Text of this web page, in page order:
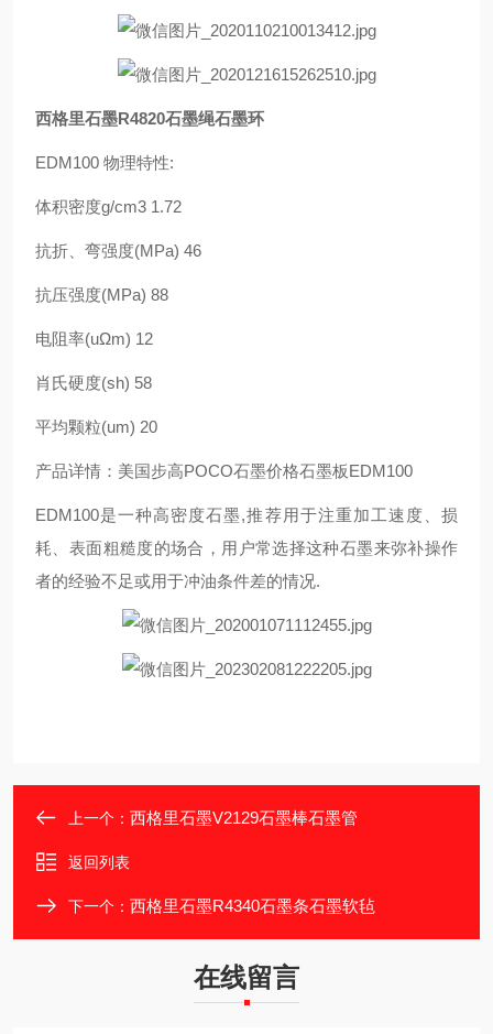
西格里石墨R4820石墨绳石墨环
EDM100 物理特性:
体积密度g/cm3 1.72
抗折、弯强度(MPa) 46
抗压强度(MPa) 88
电阻率(uΩm) 12
肖氏硬度(sh) 58
平均颗粒(um) 20
产品详情：美国步高POCO石墨价格石墨板EDM100
EDM100是一种高密度石墨,推荐用于注重加工速度、损
耗、表面粗糙度的场合，用户常选择这种石墨来弥补操作
者的经验不足或用于冲油条件差的情况.
上一个： 西格里石墨V2129石墨棒石墨管
返回列表
下一个： 西格里石墨R4340石墨条石墨软毡
在线留言